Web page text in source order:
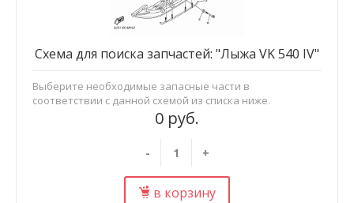
0 руб.
- +
в корзину
Схема для поиска запчастей: "Лыжа VK 540 IV"
Выберите необходимые запасные части в
соответствии с данной схемой из списка ниже.